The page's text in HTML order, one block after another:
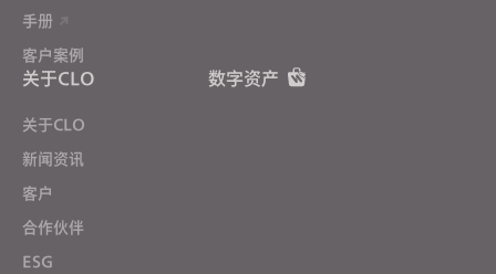
手册
客户案例
关于CLO
关于CLO
新闻资讯
客户
合作伙伴
ESG
数字资产